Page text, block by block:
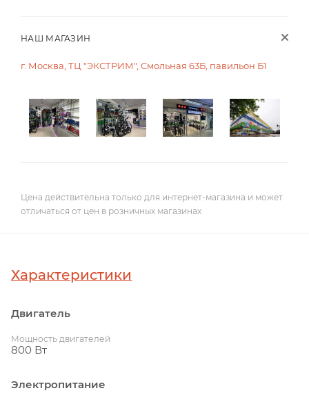
НАШ МАГАЗИН
г. Москва, ТЦ "ЭКСТРИМ", Смольная 63Б, павильон Б1
Цена действительна только для интернет-магазина и может
отличаться от цен в розничных магазинах
Характеристики
Двигатель
Мощность двигателей
800 Вт
Электропитание